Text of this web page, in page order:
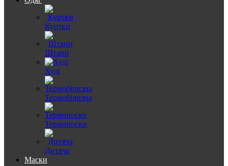
Куртки
Штани
Худі
Термобілизна
Термоноски
Дитяча
Маски